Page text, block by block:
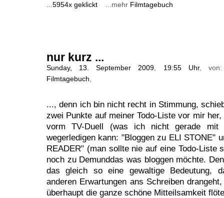
...5954x geklickt ...mehr Filmtagebuch
nur kurz ...
Sunday, 13. September 2009 19:55 Uhr,
Filmtagebuch
..., denn ich bin nicht recht in Stimmung,
zwei Punkte auf meiner Todo-Liste vor mir
vorm TV-Duell (was ich nicht gerade mit
wegerledigen kann: "Bloggen zu ELI STONE"
READER" (man sollte nie auf eine Todo-Liste
noch zu Demunddas was bloggen möchte.
das gleich so eine gewaltige Bedeutung,
anderen Erwartungen ans Schreiben
überhaupt die ganze schöne Mitteilsamkeit